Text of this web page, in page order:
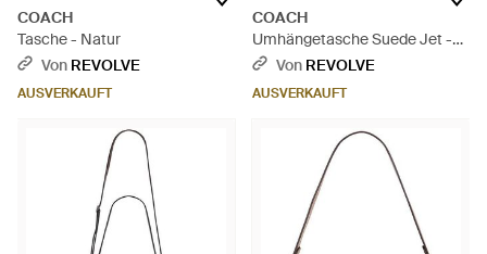
COACH
Tasche - Natur
Von REVOLVE
AUSVERKAUFT
COACH
Umhängetasche Suede Jet -
WeißVon REVOLVE
AUSVERKAUFT